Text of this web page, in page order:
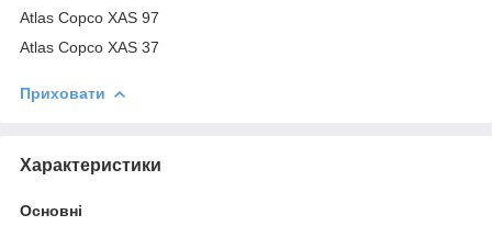
Atlas Copco XAS 97
Atlas Copco XAS 37
Приховати
Характеристики
Основні